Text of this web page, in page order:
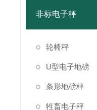
非标电子秤
轮椅秤
U型电子地磅
条形地磅秤
牲畜电子秤